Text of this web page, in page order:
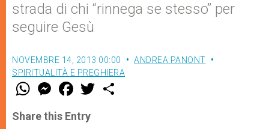
strada di chi “rinnega se stesso” per
seguire Gesù
NOVEMBRE 14, 2013 00:00
ANDREA PANONT
SPIRITUALITÀ E PREGHIERA
W
t
s
M
e
s
e
F
a
e
b
w
Share this Entry